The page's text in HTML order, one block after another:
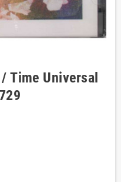
Time Universal